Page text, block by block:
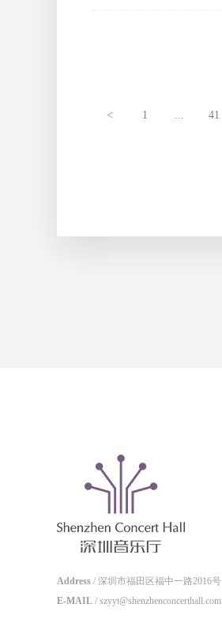
< 1 ... 41
Address / 深圳市福田区福中一路2016号
E-MAIL / szyyt@shenzhenconcerthall.com